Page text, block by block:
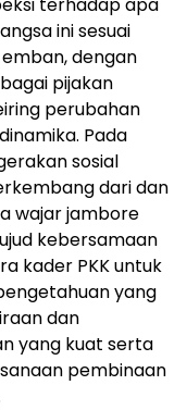
ini sesuai
dengan
pijakan
perubahan
Pada
sosial
dari dan
wajar jambore
kebersamaan
kader PKK untuk
yang
dan
yang kuat serta
pembinaan